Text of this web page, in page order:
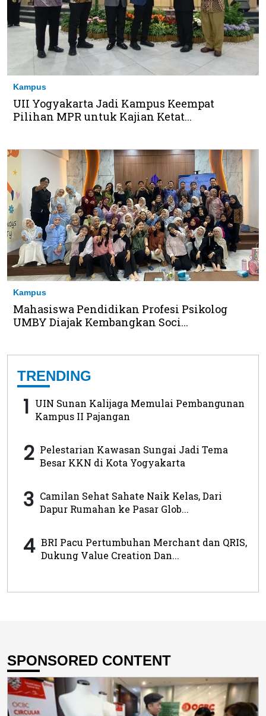
Kampus
UII Yogyakarta Jadi Kampus Keempat
Pilihan MPR untuk Kajian Ketat...
Kampus
Mahasiswa Pendidikan Profesi Psikolog
UMBY Diajak Kembangkan Soci...
TRENDING
1 UIN Sunan Kalijaga Memulai Pembangunan
Kampus II Pajangan
2 Pelestarian Kawasan Sungai Jadi Tema
Besar KKN di Kota Yogyakarta
3 Camilan Sehat Sahate Naik Kelas, Dari
Dapur Rumahan ke Pasar Glob...
4 BRI Pacu Pertumbuhan Merchant dan QRIS,
Dukung Value Creation Dan...
SPONSORED CONTENT